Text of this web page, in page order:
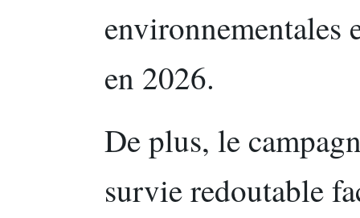
environnementales
en 2026.
De plus, le
survie redoutable